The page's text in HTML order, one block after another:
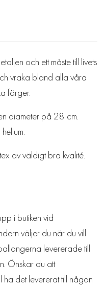
och ett måste till livets
vraka bland alla våra
färger.
diameter på 28 cm.
av väldigt bra kvalité.
i butiken vid
väljer du när du vill
levererade till
Önskar du att
det levererat till någon